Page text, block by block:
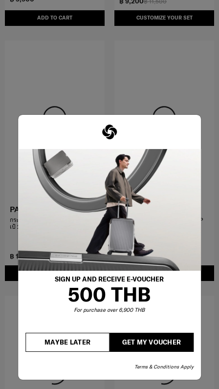
SIGN UP AND RECEIVE E-VOUCHER
500 THB
For purchase over 6,900 THB
GET MY VOUCHER
MAYBE LATER
Terms & Conditions Apply
ADD TO CART CUSTOMIZE YOUR SET
฿ 22,800
฿ 18,900
PARALUX
กระเป๋าเดินทาง 30 นิ้ว EXP+กระเป๋า
เป้ 2-1 TRAVEL BACKPACK
฿ 22,800
฿ 17,900
PARALUX
กระเป๋าเดินทางขนาด 30 นิ้ว EXP
LARGE + กระเป๋าเป้ EVERYDAY
BACKPACK